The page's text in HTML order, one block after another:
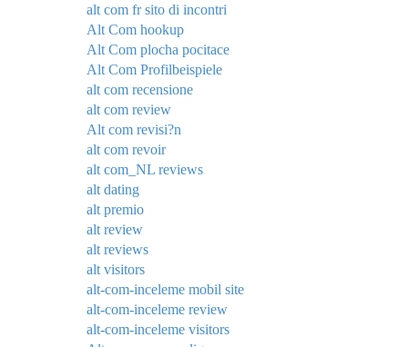
alt com fr sito di incontri
Alt Com hookup
Alt Com plocha pocitace
Alt Com Profilbeispiele
alt com recensione
alt com review
Alt com revisi?n
alt com revoir
alt com_NL reviews
alt dating
alt premio
alt review
alt reviews
alt visitors
alt-com-inceleme mobil site
alt-com-inceleme review
alt-com-inceleme visitors